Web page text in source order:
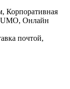
Корпоративная
Онлайн
почтой,